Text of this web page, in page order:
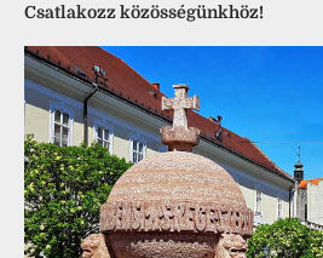
Csatlakozz közösségünkhöz!